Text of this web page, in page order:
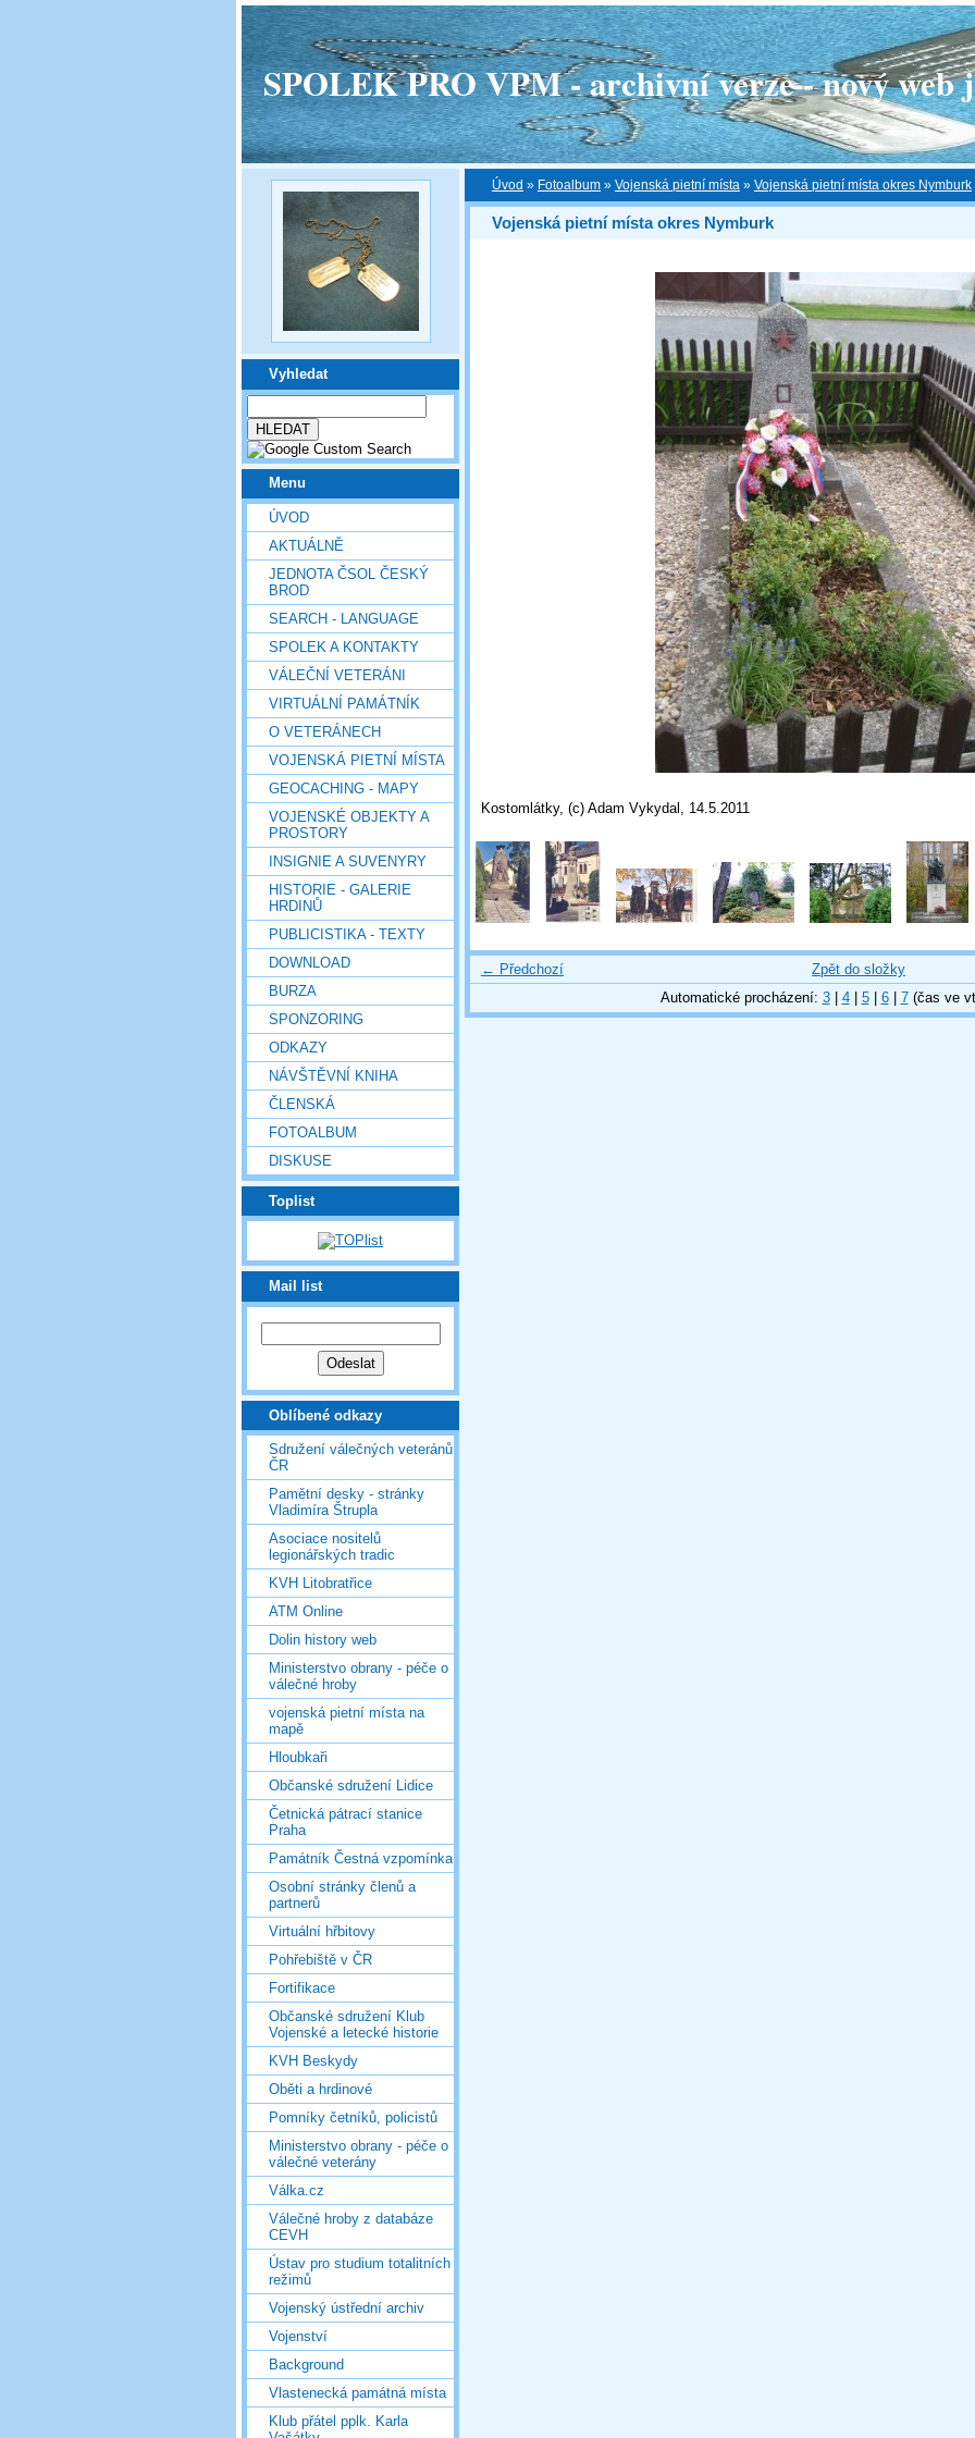
SPOLEK PRO VPM - archivní verze - nový web
Vyhledat
Menu
ÚVOD
AKTUÁLNĚ
JEDNOTA ČSOL ČESKÝ
BROD
SEARCH - LANGUAGE
SPOLEK A KONTAKTY
VÁLEČNÍ VETERÁNI
VIRTUÁLNÍ PAMÁTNÍK
O VETERÁNECH
VOJENSKÁ PIETNÍ MÍSTA
GEOCACHING - MAPY
VOJENSKÉ OBJEKTY A
PROSTORY
INSIGNIE A SUVENYRY
HISTORIE - GALERIE
HRDINŮ
PUBLICISTIKA - TEXTY
DOWNLOAD
BURZA
SPONZORING
ODKAZY
NÁVŠTĚVNÍ KNIHA
ČLENSKÁ
FOTOALBUM
DISKUSE
Toplist
Mail list
Oblíbené odkazy
Sdružení válečných veteránů
ČR
Pamětní desky - stránky
Vladimíra Štrupla
Asociace nositelů
legionářských tradic
KVH Litobratřice
ATM Online
Dolin history web
Ministerstvo obrany - péče o
válečné hroby
vojenská pietní místa na
mapě
Hloubkaři
Občanské sdružení Lidice
Četnická pátrací stanice
Praha
Památník Čestná vzpomínka
Osobní stránky členů a
partnerů
Virtuální hřbitovy
Pohřebiště v ČR
Fortifikace
Občanské sdružení Klub
Vojenské a letecké historie
KVH Beskydy
Oběti a hrdinové
Pomníky četníků, policistů
Ministerstvo obrany - péče o
válečné veterány
Válka.cz
Válečné hroby z databáze
CEVH
Ústav pro studium totalitních
režimů
Vojenský ústřední archiv
Vojenství
Background
Vlastenecká památná místa
Klub přátel pplk. Karla
Úvod » Fotoalbum » Vojenská pietní místa » Vojenská pietní místa okres Nymburk
Vojenská pietní místa okres Nymburk
Kostomlátky, (c) Adam Vykydal, 14.5.2011
← Předchozí
Zpět do složky
Automatické procházení: 3| 4| 5| 6| 7(čas ve